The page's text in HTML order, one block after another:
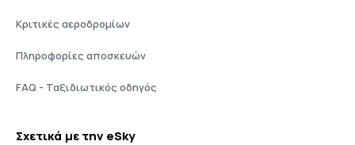
Κριτικές αεροδρομίων
Πληροφορίες αποσκευών
FAQ - Ταξιδιωτικός οδηγός
Σχετικά με την eSky